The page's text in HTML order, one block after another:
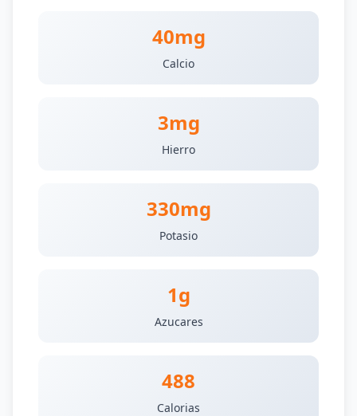
40mg
Calcio
3mg
Hierro
330mg
Potasio
1g
Azucares
488
Calorias